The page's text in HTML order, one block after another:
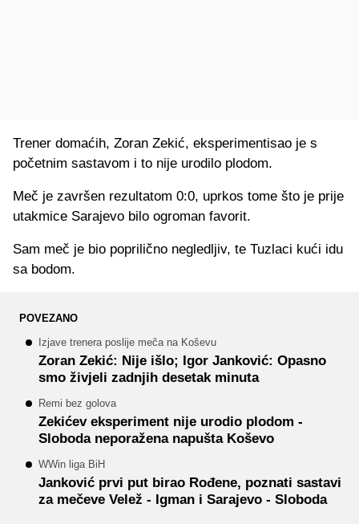
Trener domaćih, Zoran Zekić, eksperimentisao je s
početnim sastavom i to nije urodilo plodom.
Meč je završen rezultatom 0:0, uprkos tome što je prije
utakmice Sarajevo bilo ogroman favorit.
Sam meč je bio poprilično negledljiv, te Tuzlaci kući idu
sa bodom.
POVEZANO
Izjave trenera poslije meča na Koševu
Zoran Zekić: Nije išlo; Igor Janković: Opasno
smo živjeli zadnjih desetak minuta
Remi bez golova
Zekićev eksperiment nije urodio plodom -
Sloboda neporažena napušta Koševo
WWin liga BiH
Janković prvi put birao Rođene, poznati sastavi
za mečeve Velež - Igman i Sarajevo - Sloboda